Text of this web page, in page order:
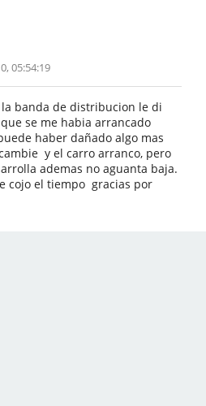
05:54:19
banda de distribucion le di
se me habia arrancado
haber dañado algo mas
y el carro arranco, pero
ademas no aguanta baja.
cojo el tiempo gracias por